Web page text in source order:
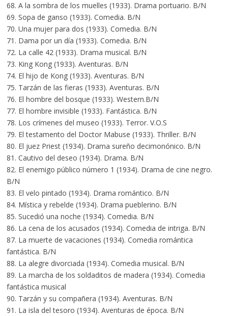
68. A la sombra de los muelles (1933). Drama portuario. B/N
69. Sopa de ganso (1933). Comedia. B/N
70. Una mujer para dos (1933). Comedia. B/N
71. Dama por un día (1933). Comedia. B/N
72. La calle 42 (1933). Drama musical. B/N
73. King Kong (1933). Aventuras. B/N
74. El hijo de Kong (1933). Aventuras. B/N
75. Tarzán de las fieras (1933). Aventuras. B/N
76. El hombre del bosque (1933). Western.B/N
77. El hombre invisible (1933). Fantástica. B/N
78. Los crímenes del museo (1933). Terror. V.O.S
79. El testamento del Doctor Mabuse (1933). Thriller. B/N
80. El juez Priest (1934). Drama sureño decimonónico. B/N
81. Cautivo del deseo (1934). Drama. B/N
82. El enemigo público número 1 (1934). Drama de cine negro.
B/N
83. El velo pintado (1934). Drama romántico. B/N
84. Mística y rebelde (1934). Drama pueblerino. B/N
85. Sucedió una noche (1934). Comedia. B/N
86. La cena de los acusados (1934). Comedia de intriga. B/N
87. La muerte de vacaciones (1934). Comedia romántica
fantástica. B/N
88. La alegre divorciada (1934). Comedia musical. B/N
89. La marcha de los soldaditos de madera (1934). Comedia
fantástica musical
90. Tarzán y su compañera (1934). Aventuras. B/N
91. La isla del tesoro (1934). Aventuras de época. B/N